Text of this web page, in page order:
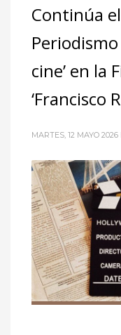
Continúa
cine’ en la
‘Francisco
MARTES, 12 MAYO 2026